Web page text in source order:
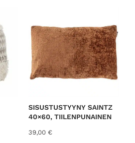
SISUSTUSTYYNY SAINTZ
40×60, TIILENPUNAINEN
39,00 €